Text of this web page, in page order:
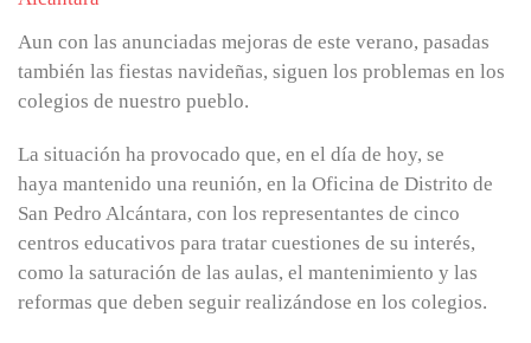
Aun con las anunciadas mejoras de este verano, pasadas
también las fiestas navideñas, siguen los problemas en los
colegios de nuestro pueblo.
La situación ha provocado que, en el día de hoy, se
haya mantenido una reunión, en la Oficina de Distrito de
San Pedro Alcántara, con los representantes de cinco
centros educativos para tratar cuestiones de su interés,
como la saturación de las aulas, el mantenimiento y las
reformas que deben seguir realizándose en los colegios.